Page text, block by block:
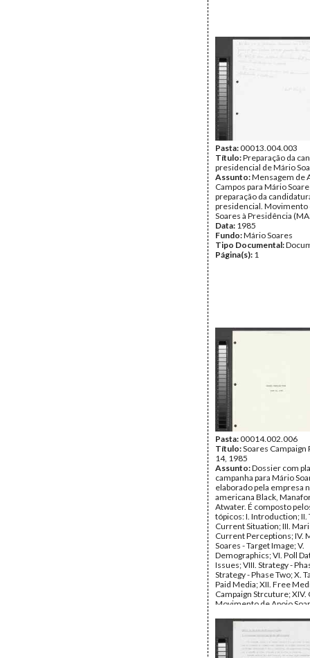
Pasta:00013.004.003
Título:Preparação da
presidencial de Mário
Assunto:Mensagem de
Campos para Mário
preparação da
presidencial. Movimento
Soares à Presidência
Data: 1985
Fundo:Mário Soares
Tipo Documental:
Página(s): 1
Pasta:00014.002.006
Título:Soares Campaign
14, 1985
Assunto:Dossier com
campanha para Mário
elaborado pela empresa
americana Black,
Atwater. É composto
tópicos: I. Introduction; II.
Current Situation; III.
Current Perceptions; IV.
Soares - Target Image; V.
Demographics; VI. Poll
Issues; VIII. Strategy -
Strategy - Phase Two; X.
Paid Media; XII. Free
Campaign Strcuture;
Movimento de Apoio
Data:sexta, 14 de junho
Fundo:Mário Soares
Tipo Documental:
Página(s):67